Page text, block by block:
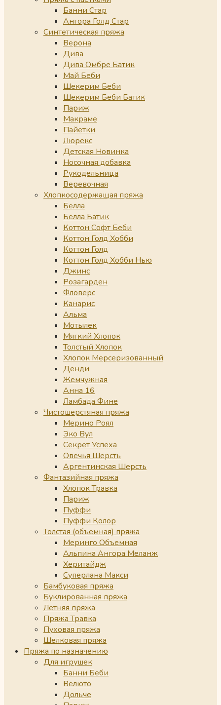
Банни Стар
Ангора Голд Стар
Синтетическая пряжа
Верона
Дива
Дива Омбре Батик
Май Беби
Шекерим Беби
Шекерим Беби Батик
Париж
Макраме
Пайетки
Люрекс
Детская Новинка
Носочная добавка
Рукодельница
Веревочная
Хлопкосодержащая пряжа
Белла
Белла Батик
Коттон Софт Беби
Коттон Голд Хобби
Коттон Голд
Коттон Голд Хобби Нью
Джинс
Розагарден
Фловерс
Канарис
Альма
Мотылек
Мягкий Хлопок
Толстый Хлопок
Хлопок Мерсеризованный
Денди
Жемчужная
Анна 16
Ламбада Фине
Чистошерстяная пряжа
Мерино Роял
Эко Вул
Секрет Успеха
Овечья Шерсть
Аргентинская Шерсть
Фантазийная пряжа
Хлопок Травка
Париж
Пуффи
Пуффи Колор
Толстая (объемная) пряжа
Меринго Объемная
Альпина Ангора Меланж
Херитайдж
Суперлана Макси
Бамбуковая пряжа
Буклированная пряжа
Летняя пряжа
Пряжа Травка
Пуховая пряжа
Шелковая пряжа
Пряжа по назначению
Для игрушек
Банни Беби
Велюто
Дольче